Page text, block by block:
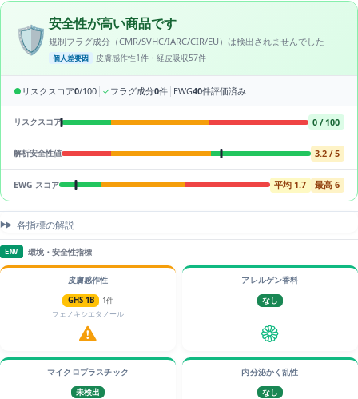
🛡️安全性が高い商品です
規制フラグ成分（CMR/SVHC/IARC/CIR/EU）は検出されませんでした
個人差要因 皮膚感作性1件・経皮吸収57件
● リスクスコア0/100 | ✓フラグ成分0件 | EWG40件評価済み
リスクスコア 0 / 100
解析安全性値 3.2 / 5
EWG スコア 平均 1.7 最高 6
各指標の解説
ENV 環境・安全性指標
皮膚感作性
GHS 1B
1件
フェノキシエタノール
アレルゲン香料
なし
マイクロプラスチック
未検出
内分泌かく乱性
なし